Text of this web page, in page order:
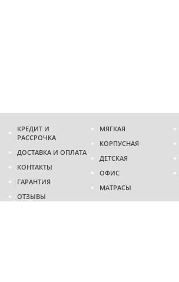
КРЕДИТ И
РАССРОЧКА
ДОСТАВКА И ОПЛАТА
КОНТАКТЫ
ГАРАНТИЯ
ОТЗЫВЫ
МЯГКАЯ
КОРПУСНАЯ
ДЕТСКАЯ
ОФИС
МАТРАСЫ